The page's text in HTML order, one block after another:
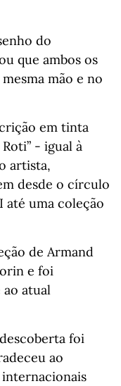
do
que ambos os
mão e no
em tinta
- igual à
artista,
desde o círculo
até uma coleção
de Armand
e foi
atual
foi
ao